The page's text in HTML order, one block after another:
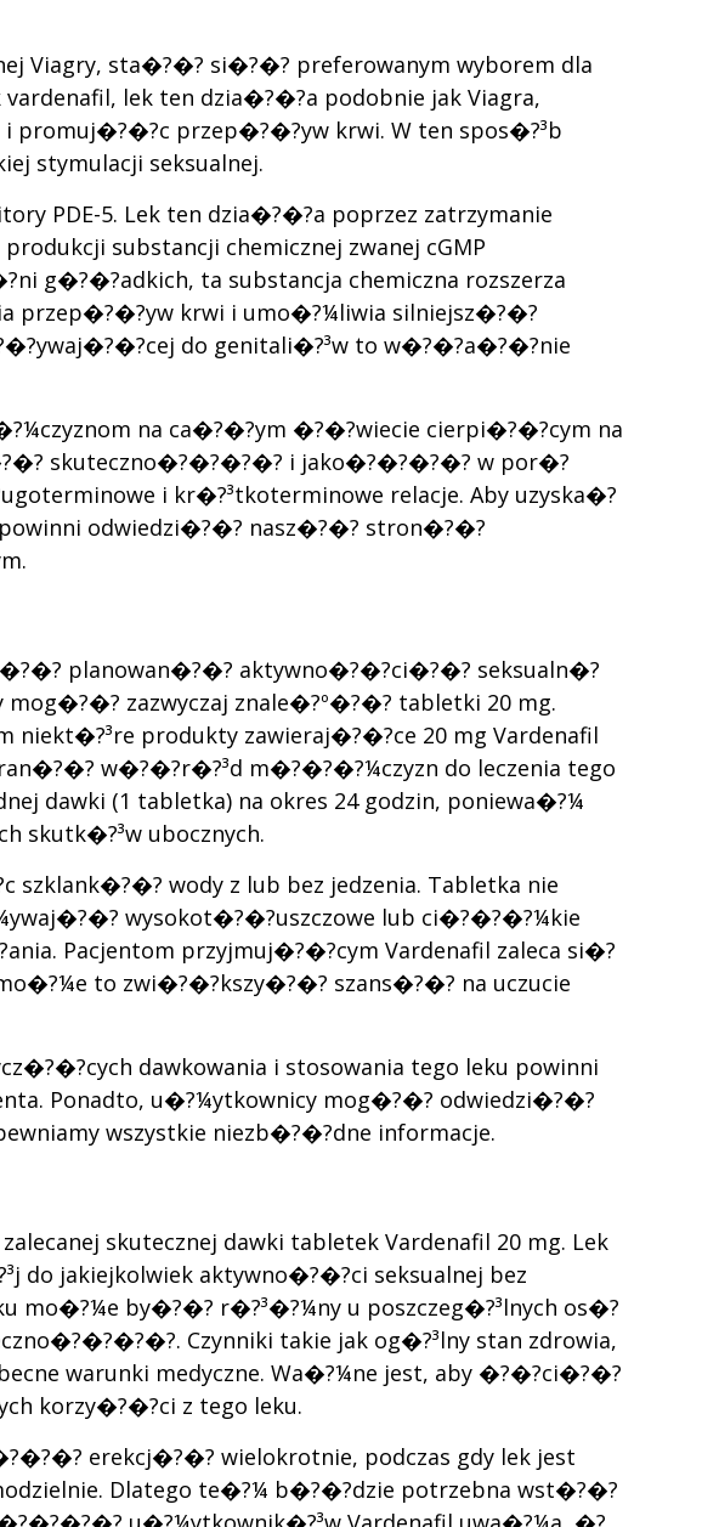
Viagry, sta�?�? si�?�? preferowanym wyborem dla
lek ten dzia�?�?a podobnie jak Viagra,
promuj�?�?c przep�?�?yw krwi. W ten spos�?³b
stymulacji seksualnej.
PDE-5. Lek ten dzia�?�?a poprzez zatrzymanie
substancji chemicznej zwanej cGMP
g�?�?adkich, ta substancja chemiczna rozszerza
przep�?�?yw krwi i umo�?¼liwia silniejsz�?�?
do genitali�?³w to w�?�?a�?�?nie
na ca�?�?ym �?�?wiecie cierpi�?�?cym na
skuteczno�?�?�?�? i jako�?�?�?�? w por�?
i kr�?³tkoterminowe relacje. Aby uzyska�?
odwiedzi�?�? nasz�?�? stron�?�?
planowan�?�? aktywno�?�?ci�?�? seksualn�?
mog�?�? zazwyczaj znale�?º�?�? tabletki 20 mg.
niekt�?³re produkty zawieraj�?�?ce 20 mg Vardenafil
w�?�?r�?³d m�?�?�?¼czyzn do leczenia tego
dawki (1 tabletka) na okres 24 godzin, poniewa�?¼
skutk�?³w ubocznych.
wody z lub bez jedzenia. Tabletka nie
wysokot�?�?uszczowe lub ci�?�?�?¼kie
Pacjentom przyjmuj�?�?cym Vardenafil zaleca si�?
to zwi�?�?kszy�?�? szans�?�? na uczucie
dawkowania i stosowania tego leku powinni
Ponadto, u�?¼ytkownicy mog�?�? odwiedzi�?�?
wszystkie niezb�?�?dne informacje.
skutecznej dawki tabletek Vardenafil 20 mg. Lek
do jakiejkolwiek aktywno�?�?ci seksualnej bez
mo�?¼e by�?�? r�?³�?¼ny u poszczeg�?³lnych os�?
Czynniki takie jak og�?³lny stan zdrowia,
warunki medyczne. Wa�?¼ne jest, aby �?�?ci�?�?
korzy�?�?ci z tego leku.
erekcj�?�? wielokrotnie, podczas gdy lek jest
Dlatego te�?¼ b�?�?dzie potrzebna wst�?�?